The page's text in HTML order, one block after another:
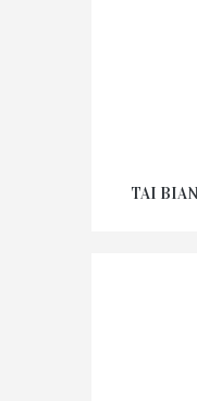
TAI